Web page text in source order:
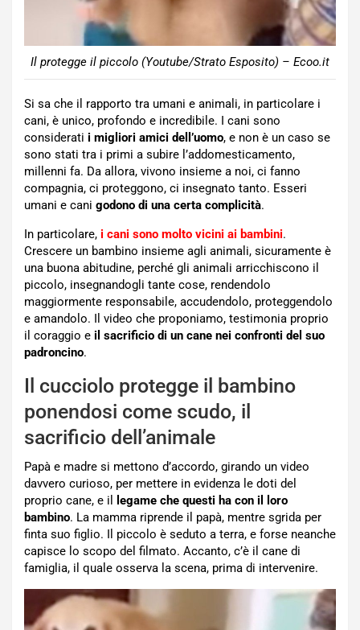
Il protegge il piccolo (Youtube/Strato Esposito) – Ecoo.it
Si sa che il rapporto tra umani e animali, in particolare i
cani, è unico, profondo e incredibile. I cani sono
considerati i migliori amici dell’uomo, e non è un caso se
sono stati tra i primi a subire l’addomesticamento,
millenni fa. Da allora, vivono insieme a noi, ci fanno
compagnia, ci proteggono, ci insegnato tanto. Esseri
umani e cani godono di una certa complicità.
In particolare, i cani sono molto vicini ai bambini.
Crescere un bambino insieme agli animali, sicuramente è
una buona abitudine, perché gli animali arricchiscono il
piccolo, insegnandogli tante cose, rendendolo
maggiormente responsabile, accudendolo, proteggendolo
e amandolo. Il video che proponiamo, testimonia proprio
il coraggio e il sacrificio di un cane nei confronti del suo
padroncino.
Il cucciolo protegge il bambino
ponendosi come scudo, il
sacrificio dell’animale
Papà e madre si mettono d’accordo, girando un video
davvero curioso, per mettere in evidenza le doti del
proprio cane, e il
legame che questi ha con il loro
bambino. La mamma riprende il papà, mentre sgrida per
finta suo figlio. Il piccolo è seduto a terra, e forse neanche
capisce lo scopo del filmato. Accanto, c’è il cane di
famiglia, il quale osserva la scena, prima di intervenire.